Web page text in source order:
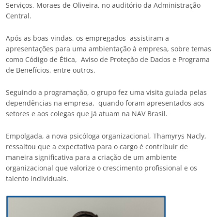
Serviços, Moraes de Oliveira, no auditório da Administração
Central.
Após as boas-vindas, os empregados assistiram a
apresentações para uma ambientação à empresa, sobre temas
como Código de Ética, Aviso de Proteção de Dados e Programa
de Benefícios, entre outros.
Seguindo a programação, o grupo fez uma visita guiada pelas
dependências na empresa, quando foram apresentados aos
setores e aos colegas que já atuam na NAV Brasil.
Empolgada, a nova psicóloga organizacional, Thamyrys Nacly,
ressaltou que a expectativa para o cargo é contribuir de
maneira significativa para a criação de um ambiente
organizacional que valorize o crescimento profissional e os
talento individuais.